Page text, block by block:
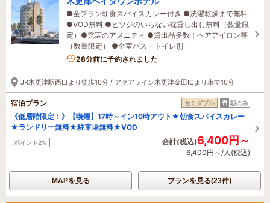
●全プラン朝食スパイスカレー付き ●洗濯乾燥まで無料
●VOD無料 ●ヒツジのいらない枕貸し出し無料（数量限
定）●充実のアメニティ ●貸出品多数！ヘアアイロン等
（数量限定） ●全室バス・トイレ別
5名がこの宿を見ています
28分前に予約されました
JR木更津駅西口より徒歩10分 / アクアライン木更津金田ICより車で10分
宿泊プラン セミダブル 朝のみ
《低層階限定！》【喫煙】17時～イン10時アウト★朝食スパイスカレー
★ランドリー無料★駐車場無料★VOD
ポイント2% 合計(税込)6,400円～
6,400円～/人(税込)
MAPを見る プランを見る(23件)